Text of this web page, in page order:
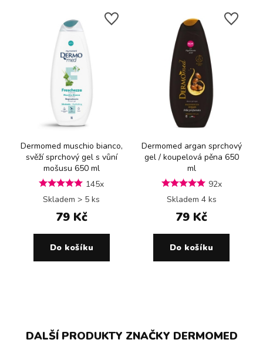
Dermomed muschio bianco,
svěží sprchový gel s vůní
mošusu 650 ml
145x
Skladem > 5 ks
79 Kč
Do košíku
Dermomed argan sprchový
gel / koupelová pěna 650
ml
92x
Skladem 4 ks
79 Kč
Do košíku
DALŠÍ PRODUKTY ZNAČKY DERMOMED